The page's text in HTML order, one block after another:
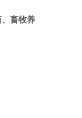
畜牧养